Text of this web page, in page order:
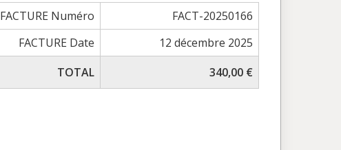
FACTURE Numéro
FACT-20250166
FACTURE Date
12 décembre 2025
TOTAL
340,00 €